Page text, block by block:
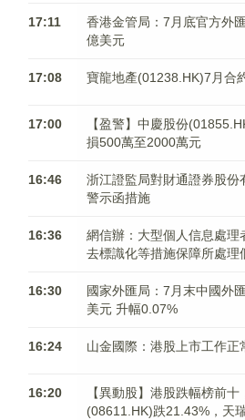
17:11
香港金管局：7月底官方外
億美元
17:08 寶龍地產(01238.HK)7月合
17:00
【盈警】中慶股份
損500萬至2000萬元
16:46
浙江證監局對財通證券股份
警示函措施
16:36
網信辦：大型個人信息處理
去標識化等措施保障所處理
16:30
國家外匯局：7月末中國外
美元 升幅0.07%
16:24 山金國際：港股上市工作正
16:20
【異動股】港股跌幅榜前十
(08611.HK)跌21.43%，天